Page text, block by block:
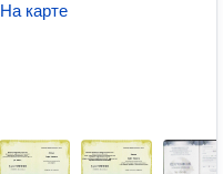
На карте